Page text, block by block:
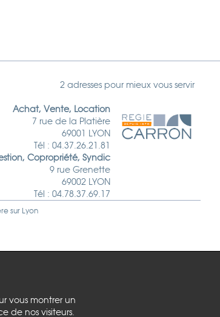
2 adresses pour mieux vous servir
Achat, Vente, Location
7 rue de la Platière
69001 LYON
Tél : 04.37.26.21.81
Copropriété, Syndic
9 rue Grenette
69002 LYON
Tél : 04.78.37.69.17
sur Lyon
vous montrer un
de nos visiteurs.